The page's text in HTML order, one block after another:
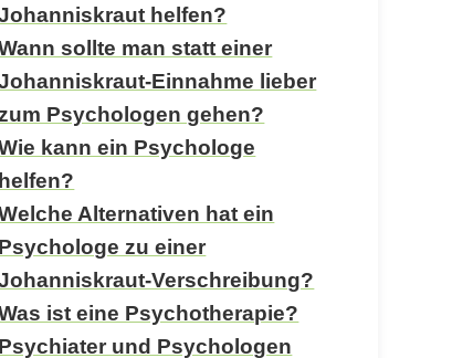
helfen?
sollte man statt einer
Einnahme lieber
Psychologen gehen?
kann ein Psychologe
helfen?
Alternativen hat ein
Psychologe zu einer
Verschreibung?
ist eine Psychotherapie?
Psychiater und Psychologen